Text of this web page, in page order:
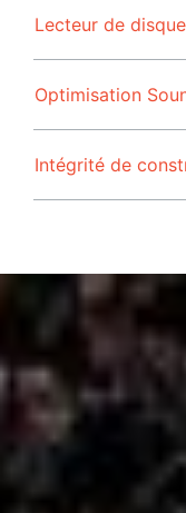
Lecteur de
Optimisation
Intégrité de